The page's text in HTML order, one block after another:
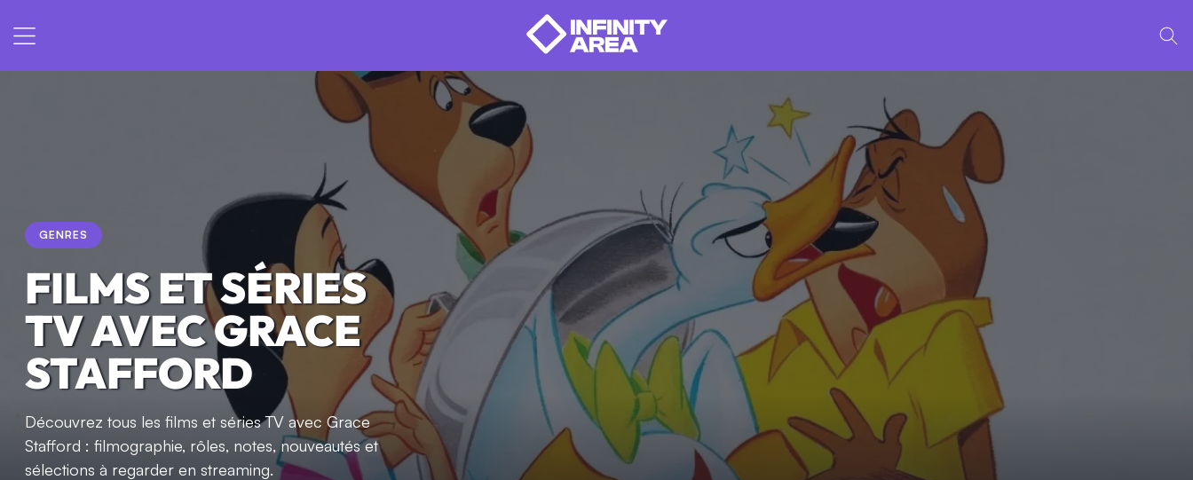
GENRES
FILMS ET SÉRIES
TV AVEC GRACE
STAFFORD
Découvrez tous les films et séries TV avec Grace
Stafford : filmographie, rôles, notes, nouveautés et
sélections à regarder en streaming.